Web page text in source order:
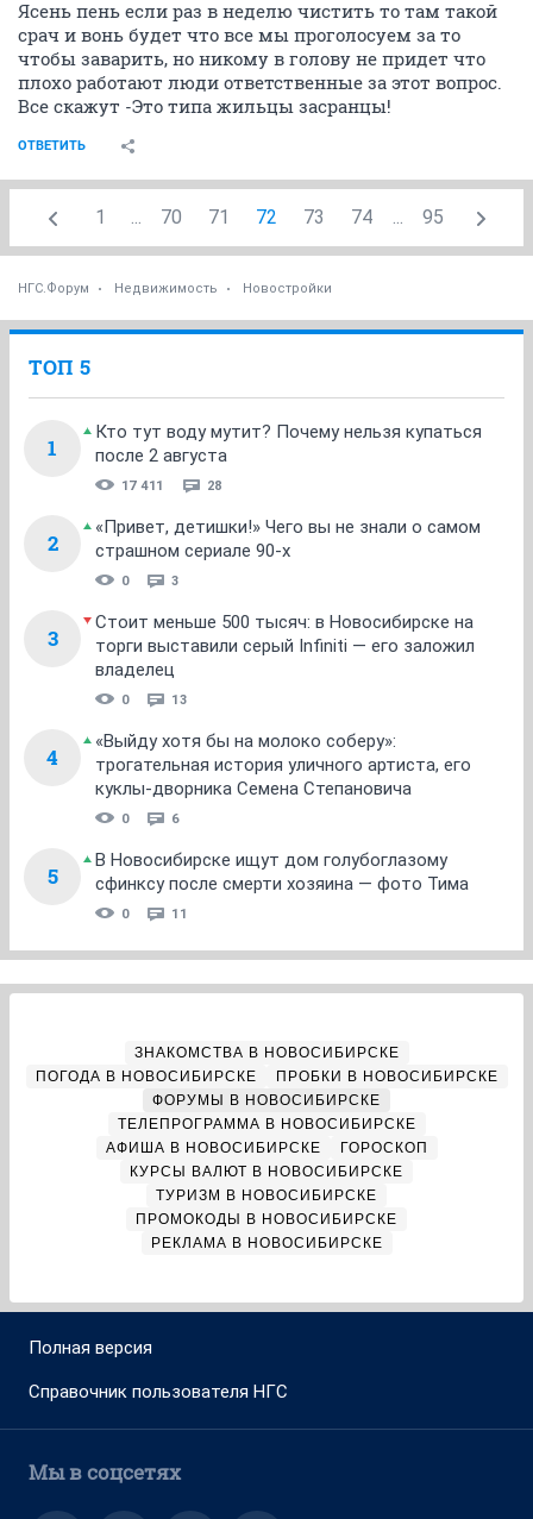
Ясень пень если раз в неделю чистить то там такой
срач и вонь будет что все мы проголосуем за то
чтобы заварить, но никому в голову не придет что
плохо работают люди ответственные за этот вопрос.
Все скажут -Это типа жильцы засранцы!
ОТВЕТИТЬ
1 ... 70 71 72 73 74 ... 95
НГС.Форум Недвижимость Новостройки
ТОП 5
1
Кто тут воду мутит? Почему нельзя купаться
после 2 августа
17 411 28
2
«Привет, детишки!» Чего вы не знали о самом
страшном сериале 90-х
0 3
3
Стоит меньше 500 тысяч: в Новосибирске на
торги выставили серый Infiniti — его заложил
владелец
0 13
4
«Выйду хотя бы на молоко соберу»:
трогательная история уличного артиста, его
куклы-дворника Семена Степановича
0 6
5
В Новосибирске ищут дом голубоглазому
сфинксу после смерти хозяина — фото Тима
0 11
ЗНАКОМСТВА В НОВОСИБИРСКЕ
ПОГОДА В НОВОСИБИРСКЕ
ПРОБКИ В НОВОСИБИРСКЕ
ФОРУМЫ В НОВОСИБИРСКЕ
ТЕЛЕПРОГРАММА В НОВОСИБИРСКЕ
АФИША В НОВОСИБИРСКЕ
ГОРОСКОП
КУРСЫ ВАЛЮТ В НОВОСИБИРСКЕ
ТУРИЗМ В НОВОСИБИРСКЕ
ПРОМОКОДЫ В НОВОСИБИРСКЕ
РЕКЛАМА В НОВОСИБИРСКЕ
Полная версия
Справочник пользователя НГС
Мы в соцсетях